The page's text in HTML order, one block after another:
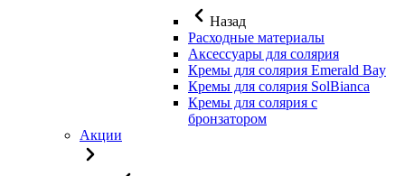
Назад
Расходные материалы
Аксессуары для солярия
Кремы для солярия Emerald Bay
Кремы для солярия SolBianca
Кремы для солярия с
бронзатором
Акции